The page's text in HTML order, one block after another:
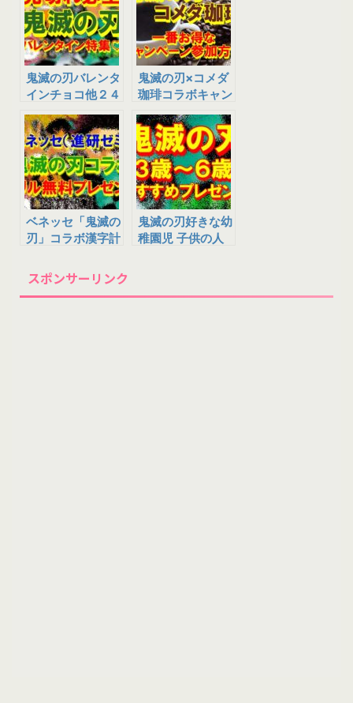
鬼滅の刃バレンタ
インチョコ他２４
種！予約販売やす
ぐ買える通販サイ
トまとめ
鬼滅の刃×コメダ
珈琲コラボキャン
ペーンのお得な参
加方法まとめ
ベネッセ「鬼滅の
刃」コラボ漢字計
ゼント！応募方法
やドリルの内容、
鬼滅の刃好きな幼
稚園児 子供の人
スポンサーリンク